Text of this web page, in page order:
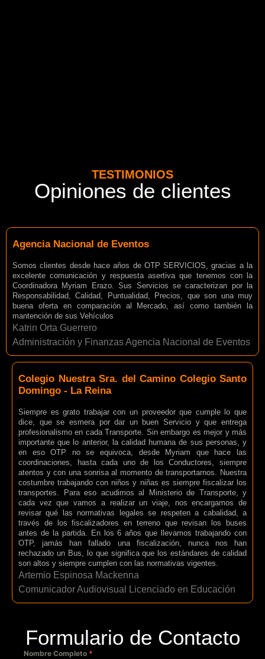
TESTIMONIOS
Opiniones de clientes
Agencia Nacional de Eventos
Somos clientes desde hace años de OTP SERVICIOS, gracias a la
excelente comunicación y respuesta asertiva que tenemos con la
Coordinadora Myriam Erazo. Sus Servicios se caracterizan por la
Responsabilidad, Calidad, Puntualidad, Precios, que son una muy
buena oferta en comparación al Mercado, así como también la
mantención de sus Vehículos
Katrin Orta Guerrero
Administración y Finanzas Agencia Nacional de Eventos
Colegio Nuestra Sra. del Camino Colegio Santo
Domingo - La Reina
Siempre es grato trabajar con un proveedor que cumple lo que
dice, que se esmera por dar un buen Servicio y que entrega
profesionalismo en cada Transporte. Sin embargo es mejor y más
importante que lo anterior, la calidad humana de sus personas, y
en eso OTP no se equivoca, desde Myriam que hace las
coordinaciones, hasta cada uno de los Conductores, siempre
atentos y con una sonrisa al momento de transportarnos. Nuestra
costumbre trabajando con niños y niñas es siempre fiscalizar los
transportes. Para eso acudimos al Ministerio de Transporte, y
cada vez que vamos a realizar un viaje, nos encargamos de
revisar qué las normativas legales se respeten a cabalidad, a
través de los fiscalizadores en terreno que revisan los buses
antes de la partida. En los 6 años que llevamos trabajando con
OTP, jamás han fallado una fiscalización, nunca nos han
rechazado un Bus, lo que significa que los estándares de calidad
son altos y siempre cumplen con las normativas vigentes.
Artemio Espinosa Mackenna
Comunicador Audiovisual Licenciado en Educación
Formulario de Contacto
Nombre Completo *